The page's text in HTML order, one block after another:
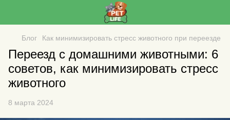
Блог Как минимизировать стресс животного при переезде
Переезд с домашними животными: 6
советов, как минимизировать стресс
животного
8 марта 2024